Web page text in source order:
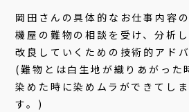
岡田さんの具体的なお仕事内容の
機屋の難物の相談を受け、分析し
改良していくための技術的アドバ
(難物とは白生地が織りあがった
染めた時に染めムラができてし
す。)